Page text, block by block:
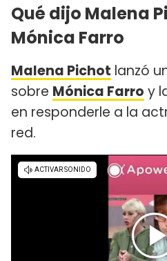
Qué dijo Malena
Mónica Farro
Malena Pichot lanzó
sobre Mónica Farro y
en responderle a la
red.